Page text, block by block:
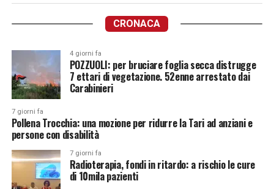
CRONACA
4 giorni fa
POZZUOLI: per bruciare foglia secca distrugge
7 ettari di vegetazione. 52enne arrestato dai
Carabinieri
7 giorni fa
Pollena Trocchia: una mozione per ridurre la Tari ad anziani e
persone con disabilità
7 giorni fa
Radioterapia, fondi in ritardo: a rischio le cure
di 10mila pazienti